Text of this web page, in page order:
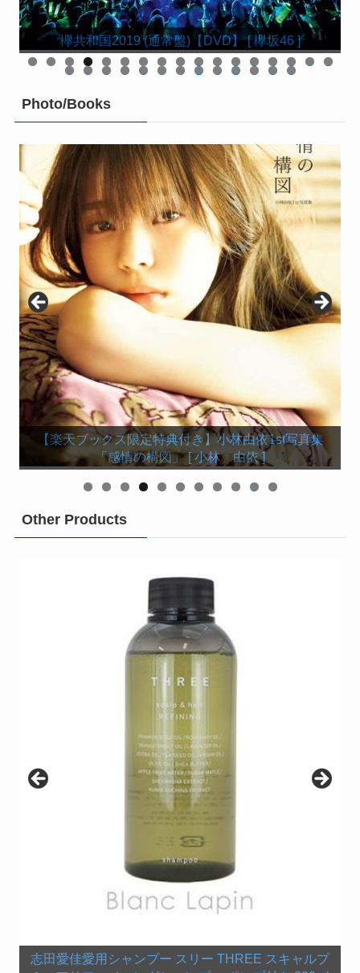
欅共和国2019(初回生産限定盤)【Blu-ray】 [ 欅坂46 ]
欅共和国2019(初回生産限定盤)【DVD】 [ 欅坂46 ]
欅共和国2019 (通常盤)【Blu-ray】 [ 欅坂46 ]
欅共和国2019 (通常盤)【DVD】 [ 欅坂46 ]
欅坂46 LIVE at 東京ドーム 〜ARENA TOUR 2019
FINAL〜(初回生産限定盤)【Blu-ray】 [ 欅坂46 ]
欅坂46 LIVE at 東京ドーム 〜ARENA TOUR 2019
FINAL〜(初回生産限定盤)【DVD】 [ 欅坂46 ]
響 -HIBIKI- Blu-ray 豪華版【Blu-ray】 [ 平手友梨奈 ]
響 -HIBIKI- DVD 豪華版 [ 平手友梨奈 ]
響 -HIBIKI- DVD 通常版 [ 平手友梨奈 ]
舞台「ザンビ」 Blu-ray BOX
舞台「ザンビ」 DVD-BOX
KEYABINGO!4 ひらがなけやきって何？ Blu-ray
BOX【Blu-ray】 [ けやき坂46 ]
KEYABINGO!4 ひらがなけやきって何？ DVD-
BOX(初回生産限定) [ けやき坂46 ]
0 1 2 3 4 5 6 7
8 9 0 1 2 3 4 5 6 7 8 9 0
Photo/Books
【楽天ブックス限定特典付き】小池美波ファースト
写真集「青春の瓶詰め」 [ 小池美波 ]
【楽天ブックス限定カバー】欅坂46 守屋茜 1st写
真集 「潜在意識」
【楽天限定特典付】欅坂46 渡邉理佐 1st写真集
「無口」 [ 渡邉 理佐 ]
【楽天ブックス限定特典付き】小林由依1st写真集
「感情の構図」 [ 小林 由依 ]
【楽天ブックス限定特典付き】けやき坂46 渡邉美穂
ファースト写真集 『陽だまり』
欅坂46ファースト写真集『21人の未完成』
【楽天限定特典付き】欅坂46 今泉佑唯ソロ写真集
「誰も知らない私」 [ 今泉佑唯 ]
【楽天限定特典付き】KEYAKI～2018 Summer ツア
ーメモリアルBOOK～ （小学館セレクトムック）
菅井友香1st写真集 フィアンセ [ 菅井 友香 ]
渡辺梨加１st写真集「饒舌な眼差し」
長濱ねる1st写真集「ここから」
0 1
Other Products
【中古】タオル・手ぬぐい(女性) 欅坂46 ツアー箱推
志田愛佳愛用シャンプー スリー THREE スキャルプ
志田愛佳愛用コンディショナー スリー THREE スキ
守屋茜愛用バスオイル ポール・シェリー PAUL
守屋茜愛用ボディスクラブ シリーズ ラリン ボディ